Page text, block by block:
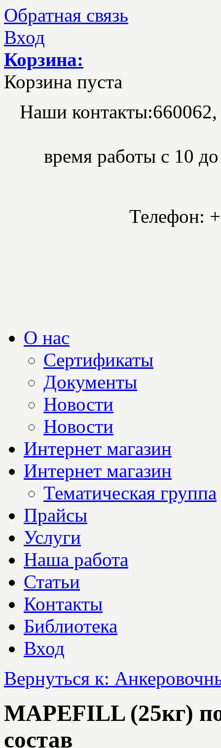
Обратная связь
Вход
Корзина:
Корзина пуста
Наши контакты:
время работы с 10
Телефон:
О нас
Сертификаты
Документы
Новости
Новости
Интернет магазин
Интернет магазин
Тематическая группа
Прайсы
Услуги
Наша работа
Статьи
Контакты
Библиотека
Вход
Вернуться к:
MAPEFILL (25кг)
состав